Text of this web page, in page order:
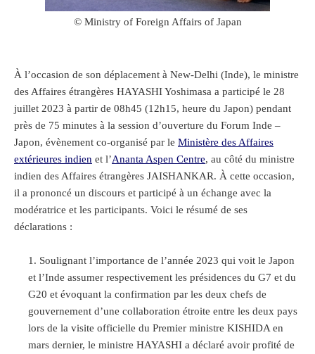
© Ministry of Foreign Affairs of Japan
À l’occasion de son déplacement à New-Delhi (Inde), le ministre
des Affaires étrangères HAYASHI Yoshimasa a participé le 28
juillet 2023 à partir de 08h45 (12h15, heure du Japon) pendant
près de 75 minutes à la session d’ouverture du Forum Inde –
Japon, évènement co-organisé par le Ministère des Affaires
extérieures indien et l’Ananta Aspen Centre, au côté du ministre
indien des Affaires étrangères JAISHANKAR. À cette occasion,
il a prononcé un discours et participé à un échange avec la
modératrice et les participants. Voici le résumé de ses
déclarations :
Soulignant l’importance de l’année 2023 qui voit le Japon
et l’Inde assumer respectivement les présidences du G7 et du
G20 et évoquant la confirmation par les deux chefs de
gouvernement d’une collaboration étroite entre les deux pays
lors de la visite officielle du Premier ministre KISHIDA en
mars dernier, le ministre HAYASHI a déclaré avoir profité de